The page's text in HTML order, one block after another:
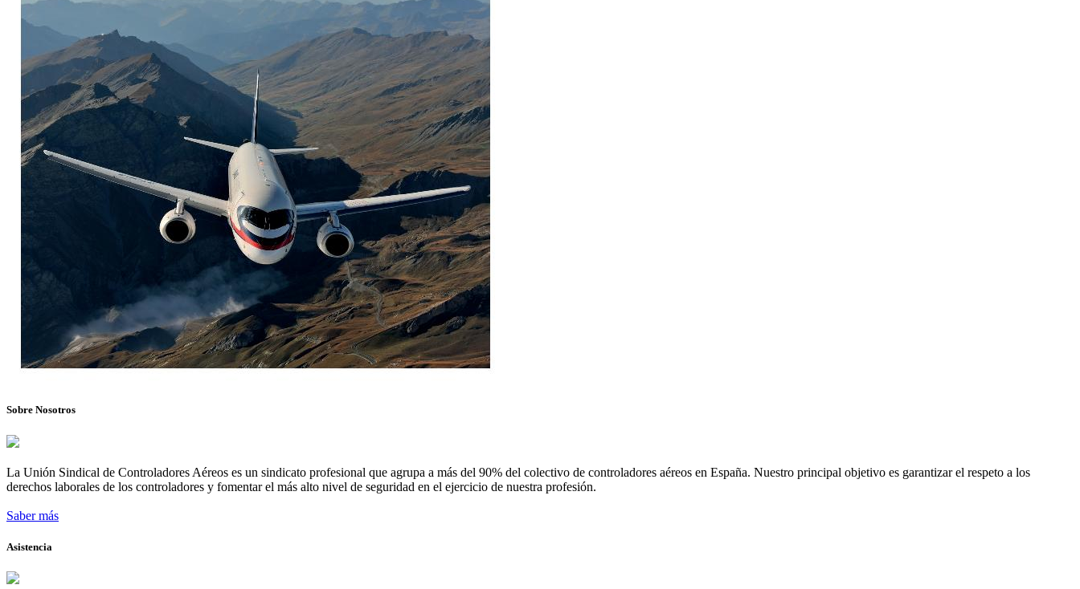
Sobre Nosotros
La Unión Sindical de Controladores Aéreos es un sindicato profesional que agrupa a más del 90% del colectivo de controladores aéreos en España. Nuestro principal objetivo es garantizar el respeto a los
derechos laborales de los controladores y fomentar el más alto nivel de seguridad en el ejercicio de nuestra profesión.
Saber más
Asistencia